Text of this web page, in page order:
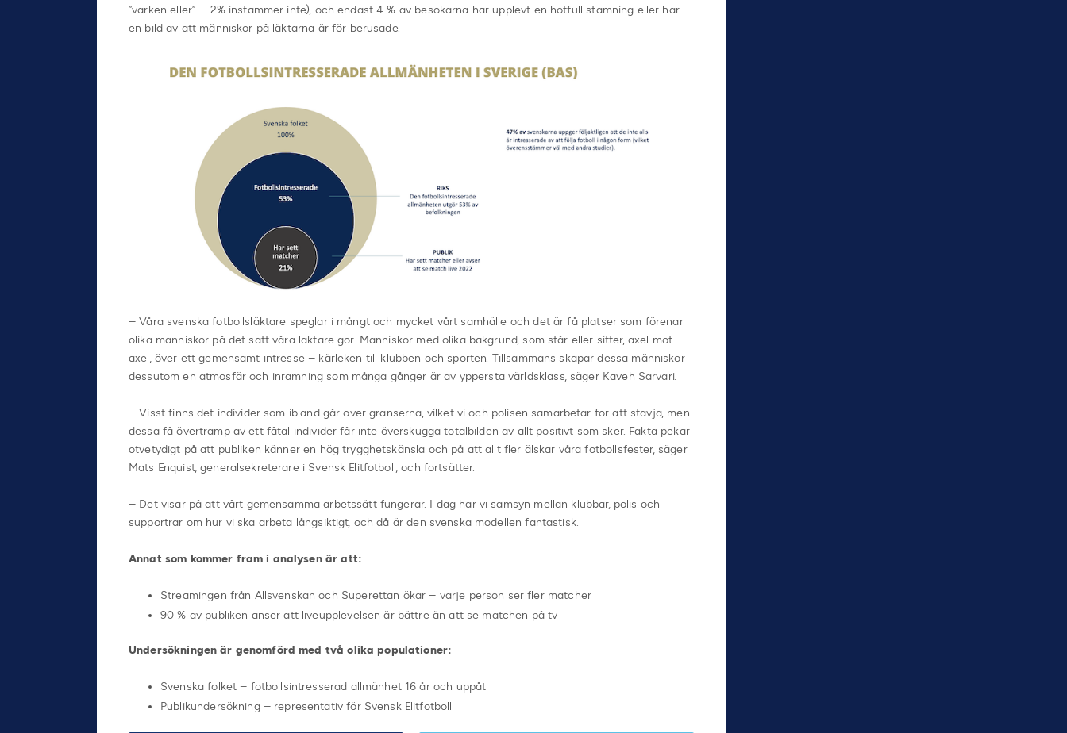
”varken eller” – 2% instämmer inte), och endast 4 % av besökarna har upplevt en hotfull stämning eller har
en bild av att människor på läktarna är för berusade.
– Våra svenska fotbollsläktare speglar i mångt och mycket vårt samhälle och det är få platser som förenar
olika människor på det sätt våra läktare gör. Människor med olika bakgrund, som står eller sitter, axel mot
axel, över ett gemensamt intresse – kärleken till klubben och sporten. Tillsammans skapar dessa människor
dessutom en atmosfär och inramning som många gånger är av yppersta världsklass, säger Kaveh Sarvari.
– Visst finns det individer som ibland går över gränserna, vilket vi och polisen samarbetar för att stävja, men
dessa få övertramp av ett fåtal individer får inte överskugga totalbilden av allt positivt som sker. Fakta pekar
otvetydigt på att publiken känner en hög trygghetskänsla och på att allt fler älskar våra fotbollsfester, säger
Mats Enquist, generalsekreterare i Svensk Elitfotboll, och fortsätter.
– Det visar på att vårt gemensamma arbetssätt fungerar. I dag har vi samsyn mellan klubbar, polis och
supportrar om hur vi ska arbeta långsiktigt, och då är den svenska modellen fantastisk.
Annat som kommer fram i analysen är att:
Streamingen från Allsvenskan och Superettan ökar – varje person ser fler matcher
90 % av publiken anser att liveupplevelsen är bättre än att se matchen på tv
Undersökningen är genomförd med två olika populationer:
Svenska folket – fotbollsintresserad allmänhet 16 år och uppåt
Publikundersökning – representativ för Svensk Elitfotboll